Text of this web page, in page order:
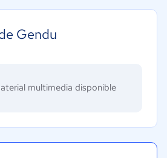
Gendu
multimedia disponible